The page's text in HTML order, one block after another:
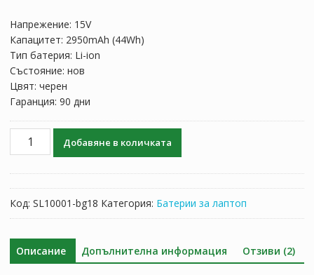
97.97 лв..
Напрежение: 15V
Капацитет: 2950mAh (44Wh)
Тип батерия: Li-ion
Състояние: нов
Цвят: черен
Гаранция: 90 дни
количество
лаптоп
ASUS
Добавяне в количката
Код: SL10001-bg18 Категория: Батерии за лаптоп
Описание Допълнителна информация Отзиви (2)